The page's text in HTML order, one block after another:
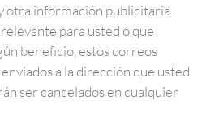
otra información publicitaria
para usted o que
beneficio, estos correos
a la dirección que usted
ser cancelados en cualquier